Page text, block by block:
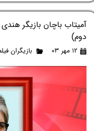
آمیتاب باچان بازیگر
دوم)
۱۲ مهر ۰۳ بازیگران